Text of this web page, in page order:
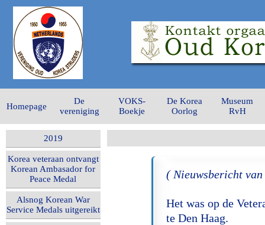
Homepage
De
vereniging
VOKS-
Boekje
De Korea
Oorlog
Museum
RvH
2019
Korea veteraan ontvangt
Korean Ambasador for
Peace Medal
Alsnog Korean War
Service Medals uitgereikt
( Nieuwsbericht
Het was op de
te Den Haag.